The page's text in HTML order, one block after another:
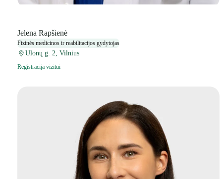
Jelena Rapšienė
Fizinės medicinos ir reabilitacijos gydytojas
Ulonų g. 2, Vilnius
Registracija vizitui